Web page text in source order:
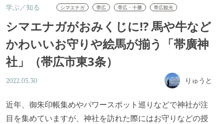
学ぶ／知る シマエナガ 帯広 帯広・十勝 帯広観光
シマエナガがおみくじに!? 馬や牛など
かわいいお守りや絵馬が揃う「帯廣神
社」（帯広市東3条）
2022.03.30 りゅうと
近年、御朱印帳集めやパワースポット巡りなどで神社が注
目を集めていますが、神社を訪れた際にはお守りなどの授